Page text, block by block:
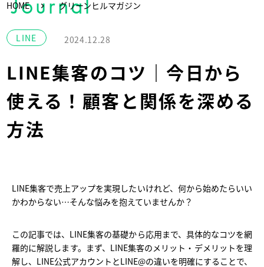
Journal
HOME グリーンヒルマガジン
LINE 2024.12.28
LINE集客のコツ｜今日から
使える！顧客と関係を深める
方法
LINE集客で売上アップを実現したいけれど、何から始めたらいい
かわからない…そんな悩みを抱えていませんか？
この記事では、LINE集客の基礎から応用まで、具体的なコツを網
羅的に解説します。まず、LINE集客のメリット・デメリットを理
解し、LINE公式アカウントとLINE@の違いを明確にすることで、